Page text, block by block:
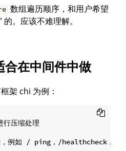
数组遍历顺序，和用户希望
。应该不难理解。
在中间件中做
架 chi 为例：
压缩处理
例如 / ping，/healthcheck，用